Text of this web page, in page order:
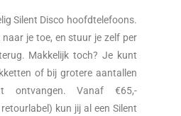
Silent Disco hoofdtelefoons.
je toe, en stuur je zelf per
Makkelijk toch? Je kunt
of bij grotere aantallen
ontvangen. Vanaf €65,-
kun jij al een Silent